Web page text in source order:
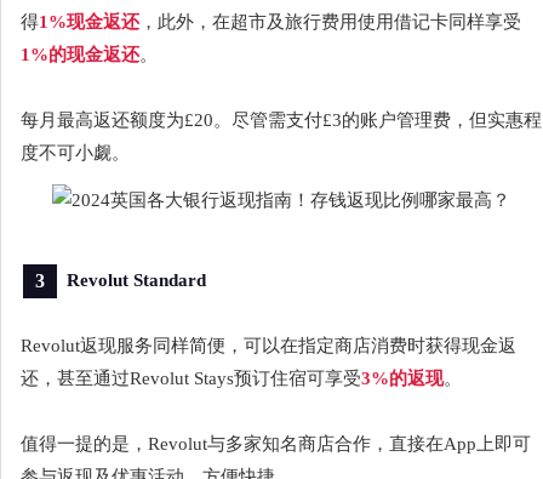
得1%现金返还，此外，在超市及旅行费用使用借记卡同样享受
1%的现金返还。
每月最高返还额度为£20。尽管需支付£3的账户管理费，但实惠程
度不可小觑。
3 Revolut Standard
Revolut返现服务同样简便，可以在指定商店消费时获得现金返
还，甚至通过Revolut Stays预订住宿可享受3%的返现。
值得一提的是，Revolut与多家知名商店合作，直接在App上即可